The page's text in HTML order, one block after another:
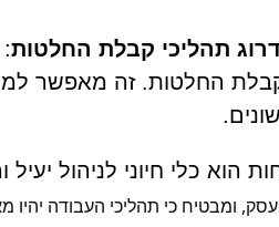
תהליכי קבלת החלטות
קבלת החלטות. זה מאפשר
הוא כלי חיוני לניהול
ומבטיח כי תהליכי העבודה יהיו